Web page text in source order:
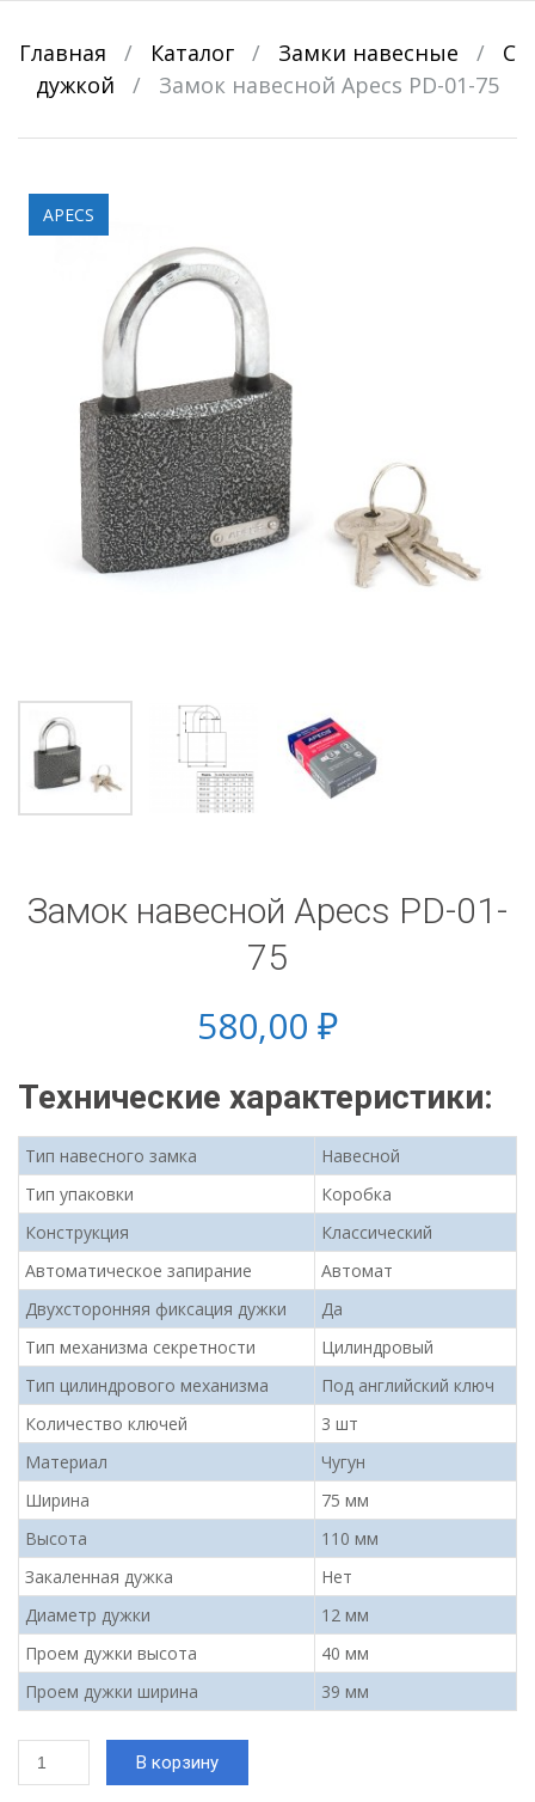
Главная / Каталог / Замки навесные /
С
дужкой
/ Замок навесной Apecs PD-01-75
APECS
Замок навесной Apecs PD-01-
75
580,00 ₽
Технические характеристики:
Тип навесного замка
Навесной
Тип упаковки
Коробка
Конструкция
Классический
Автоматическое запирание
Автомат
Двухсторонняя фиксация дужки
Да
Тип механизма секретности
Цилиндровый
Тип цилиндрового механизма
Под английский ключ
Количество ключей
3 шт
Материал
Чугун
Ширина
75 мм
Высота
110 мм
Закаленная дужка
Нет
Диаметр дужки
12 мм
Проем дужки высота
40 мм
Проем дужки ширина
39 мм
товара
В корзину